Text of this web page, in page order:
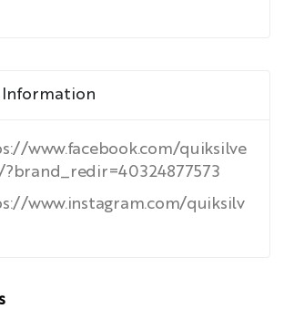
www.facebook.com/quiksilve
?brand_redir=40324877573
www.instagram.com/quiksilv